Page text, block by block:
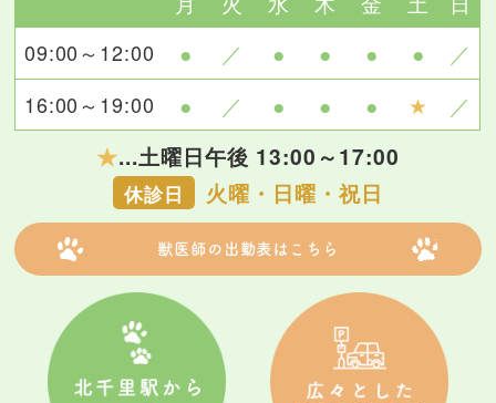
09:00～12:00 ● ／ ● ● ● ● ／
16:00～19:00 ● ／ ● ● ● ★ ／
★...土曜日午後 13:00～17:00
休診日 火曜・日曜・祝日
獣医師の出勤表はこちら